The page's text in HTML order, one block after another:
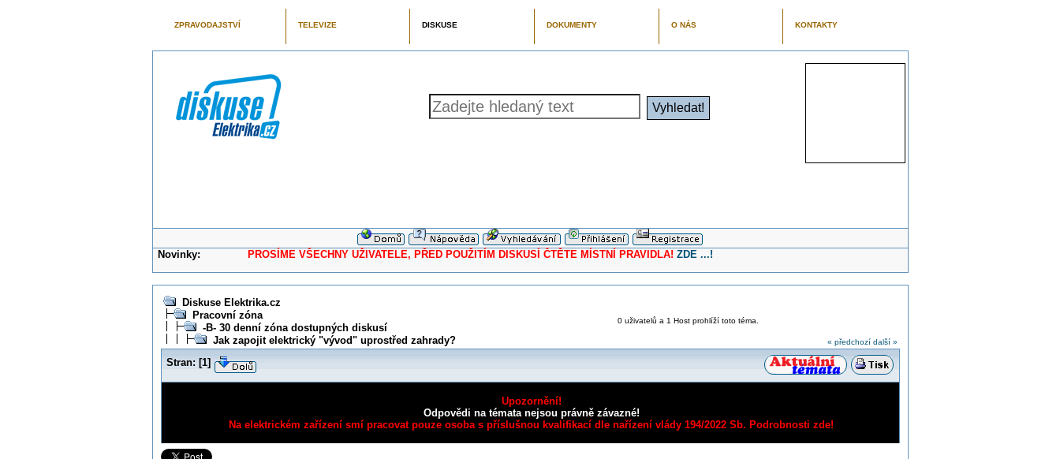
ZPRAVODAJSTVÍ TELEVIZE DISKUSE DOKUMENTY O NÁS KONTAKTY
Novinky: PROSÍME VŠECHNY UŽIVATELE, PŘED POUŽITÍM DISKUSÍ ČTĚTE MÍSTNÍ PRAVIDLA! ZDE ...!
Diskuse Elektrika.cz
Pracovní zóna
-B- 30 denní zóna dostupných diskusí
Jak zapojit elektrický "vývod" uprostřed zahrady?
0 uživatelů a 1 Host prohlíží toto téma.
« předchozí další »
Stran: [1]
Upozornění!
Odpovědi na témata nejsou právně závazné!
Na elektrickém zařízení smí pracovat pouze osoba s příslušnou kvalifikací dle nařízení vlády 194/2022 Sb. Podrobnosti zde!